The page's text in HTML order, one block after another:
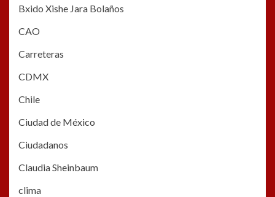
Bxido Xishe Jara Bolaños
CAO
Carreteras
CDMX
Chile
Ciudad de México
Ciudadanos
Claudia Sheinbaum
clima